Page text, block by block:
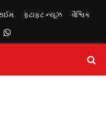
ફટાફટ ન્યૂઝ વૈશ્વિક
Whatsapp